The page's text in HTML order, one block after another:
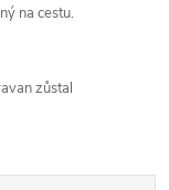
na cestu.
zůstal